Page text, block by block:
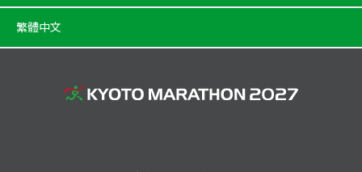
繁體中文